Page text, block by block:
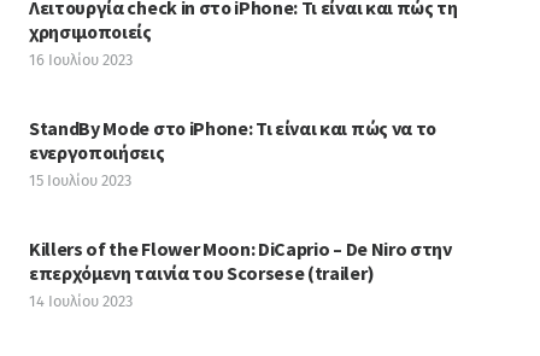
Λειτουργία check in στο iPhone: Τι είναι και πώς τη
χρησιμοποιείς
16 Ιουλίου 2023
StandBy Mode στο iPhone: Τι είναι και πώς να το
ενεργοποιήσεις
15 Ιουλίου 2023
Killers of the Flower Moon: DiCaprio – De Niro στην
επερχόμενη ταινία του Scorsese (trailer)
14 Ιουλίου 2023